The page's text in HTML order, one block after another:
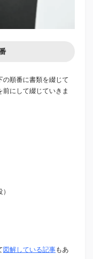
の順番に書類を綴じて
にして綴じていきま
図解している記事もあ